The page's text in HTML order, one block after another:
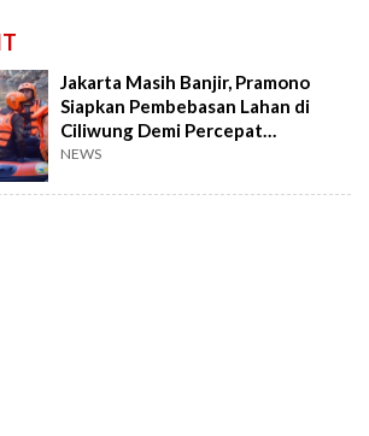
Jakarta Masih Banjir, Pramono
Siapkan Pembebasan Lahan di
Ciliwung Demi Percepat
Normalisasi
NEWS